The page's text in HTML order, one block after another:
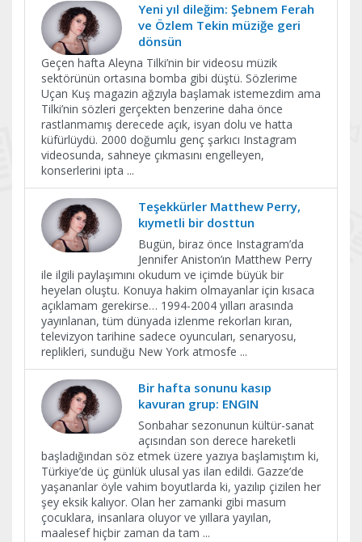
Yeni yıl dileğim: Şebnem Ferah
ve Özlem Tekin müziğe geri
dönsün
Geçen hafta Aleyna Tilki’nin bir videosu müzik
sektörünün ortasına bomba gibi düştü. Sözlerime
Uçan Kuş magazin ağzıyla başlamak istemezdim ama
Tilki’nin sözleri gerçekten benzerine daha önce
rastlanmamış derecede açık, isyan dolu ve hatta
küfürlüydü. 2000 doğumlu genç şarkıcı Instagram
videosunda, sahneye çıkmasını engelleyen,
konserlerini ipta ...
Teşekkürler Matthew Perry,
kıymetli bir dosttun
Bugün, biraz önce Instagram’da
Jennifer Aniston’ın Matthew Perry
ile ilgili paylaşımını okudum ve içimde büyük bir
heyelan oluştu. Konuya hakim olmayanlar için kısaca
açıklamam gerekirse… 1994-2004 yılları arasında
yayınlanan, tüm dünyada izlenme rekorları kıran,
televizyon tarihine sadece oyuncuları, senaryosu,
replikleri, sunduğu New York atmosfe ...
Bir hafta sonunu kasıp
kavuran grup: ENGIN
Sonbahar sezonunun kültür-sanat
açısından son derece hareketli
başladığından söz etmek üzere yazıya başlamıştım ki,
Türkiye’de üç günlük ulusal yas ilan edildi. Gazze’de
yaşananlar öyle vahim boyutlarda ki, yazılıp çizilen her
şey eksik kalıyor. Olan her zamanki gibi masum
çocuklara, insanlara oluyor ve yıllara yayılan,
maalesef hiçbir zaman da tam ...